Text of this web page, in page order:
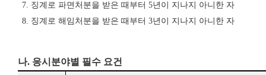
7. 징계로 파면처분을 받은 때부터 5년이 지나지 아니한 자
8. 징계로 해임처분을 받은 때부터 3년이 지나지 아니한 자
나. 응시분야별 필수 요건